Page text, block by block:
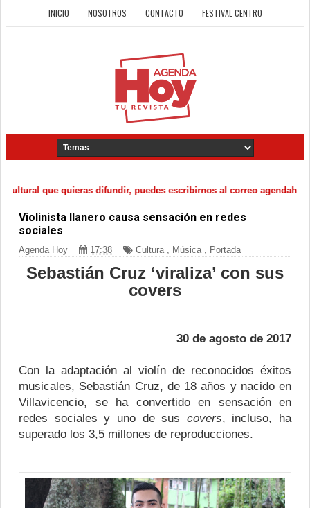
INICIO NOSOTROS CONTACTO FESTIVAL CENTRO
que quieras difundir, puedes escribirnos al correo
Violinista llanero causa sensación en redes
sociales
Agenda Hoy 17:38 Cultura Música Portada
Sebastián Cruz ‘viraliza’ con sus
covers
30 de agosto de 2017
Con la adaptación al violín de reconocidos éxitos
musicales, Sebastián Cruz, de 18 años y nacido en
Villavicencio, se ha convertido en sensación en
redes sociales y uno de sus covers, incluso, ha
superado los 3,5 millones de reproducciones.